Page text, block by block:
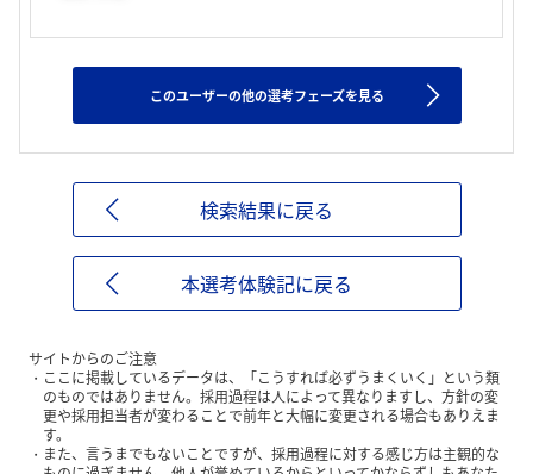
このユーザーの他の選考フェーズを見る
検索結果に戻る
本選考体験記に戻る
サイトからのご注意
ここに掲載しているデータは、「こうすれば必ずうまくいく」という類
のものではありません。採用過程は人によって異なりますし、方針の変
更や採用担当者が変わることで前年と大幅に変更される場合もありえま
す。
また、言うまでもないことですが、採用過程に対する感じ方は主観的な